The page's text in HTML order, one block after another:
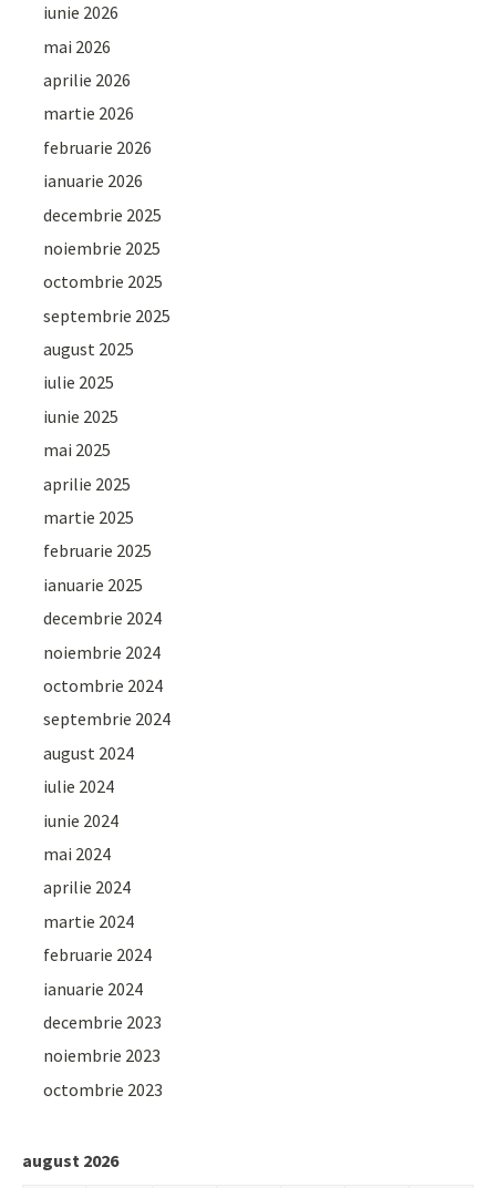
iunie 2026
mai 2026
aprilie 2026
martie 2026
februarie 2026
ianuarie 2026
decembrie 2025
noiembrie 2025
octombrie 2025
septembrie 2025
august 2025
iulie 2025
iunie 2025
mai 2025
aprilie 2025
martie 2025
februarie 2025
ianuarie 2025
decembrie 2024
noiembrie 2024
octombrie 2024
septembrie 2024
august 2024
iulie 2024
iunie 2024
mai 2024
aprilie 2024
martie 2024
februarie 2024
ianuarie 2024
decembrie 2023
noiembrie 2023
octombrie 2023
august 2026